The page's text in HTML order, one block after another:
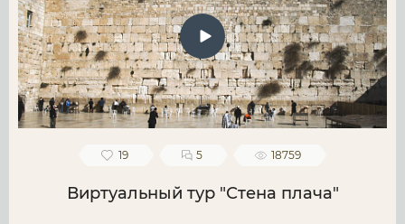
19 5 18759
Виртуальный тур "Стена плача"